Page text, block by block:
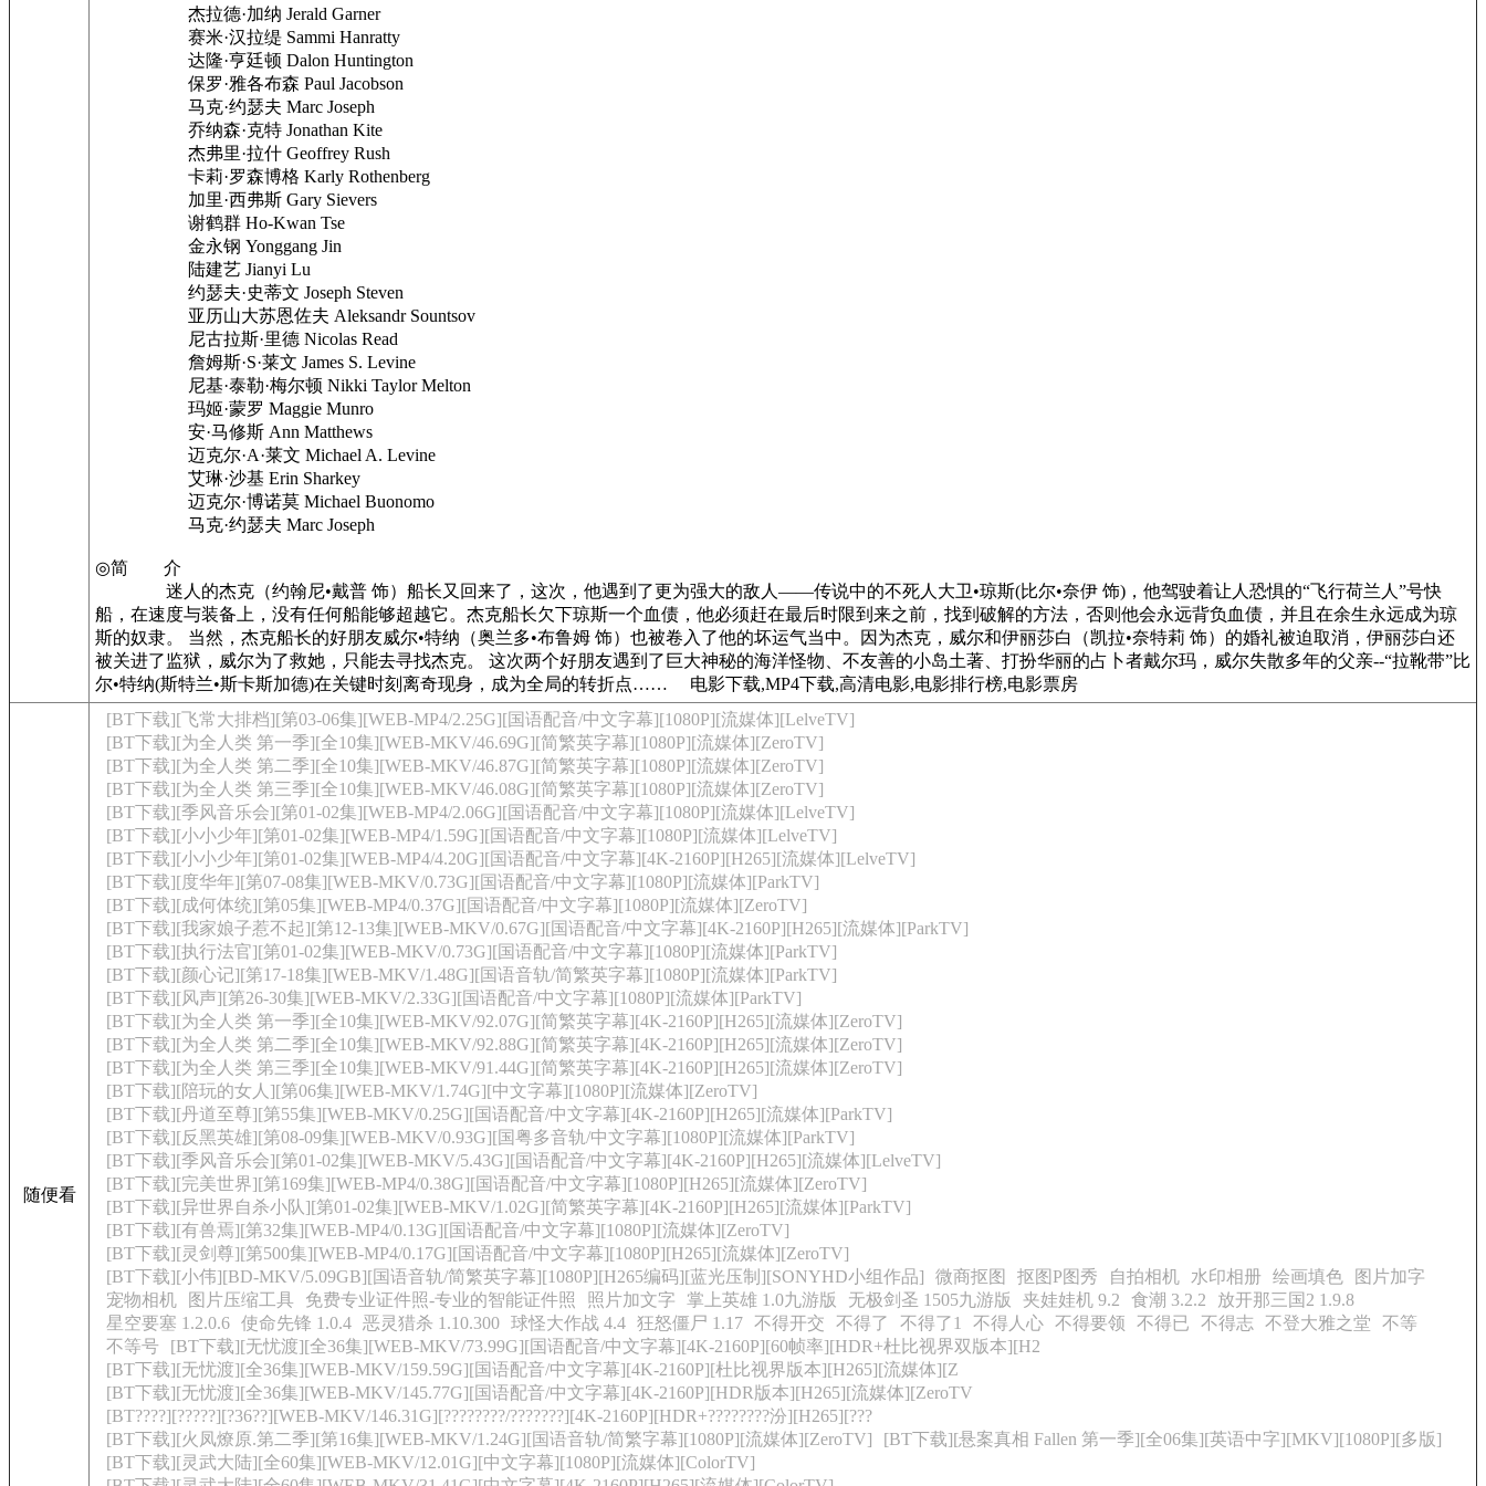
杰拉德·加纳 Jerald Garner
赛米·汉拉缇 Sammi Hanratty
达隆·亨廷顿 Dalon Huntington
保罗·雅各布森 Paul Jacobson
马克·约瑟夫 Marc Joseph
乔纳森·克特 Jonathan Kite
杰弗里·拉什 Geoffrey Rush
卡莉·罗森博格 Karly Rothenberg
加里·西弗斯 Gary Sievers
谢鹤群 Ho-Kwan Tse
金永钢 Yonggang Jin
陆建艺 Jianyi Lu
约瑟夫·史蒂文 Joseph Steven
亚历山大苏恩佐夫 Aleksandr Sountsov
尼古拉斯·里德 Nicolas Read
詹姆斯·S·莱文 James S. Levine
尼基·泰勒·梅尔顿 Nikki Taylor Melton
玛姬·蒙罗 Maggie Munro
安·马修斯 Ann Matthews
迈克尔·A·莱文 Michael A. Levine
艾琳·沙基 Erin Sharkey
迈克尔·博诺莫 Michael Buonomo
马克·约瑟夫 Marc Joseph
◎简 介
迷人的杰克（约翰尼•戴普 饰）船长又回来了，这次，他遇到了更为强大的敌人——传说中的不死人大卫•琼斯(比尔•奈伊 饰)，他驾驶着让人恐惧的“飞行荷兰人”号快
船，在速度与装备上，没有任何船能够超越它。杰克船长欠下琼斯一个血债，他必须赶在最后时限到来之前，找到破解的方法，否则他会永远背负血债，并且在余生永远成为琼
斯的奴隶。 当然，杰克船长的好朋友威尔•特纳（奥兰多•布鲁姆 饰）也被卷入了他的坏运气当中。因为杰克，威尔和伊丽莎白（凯拉•奈特莉 饰）的婚礼被迫取消，伊丽莎白还
被关进了监狱，威尔为了救她，只能去寻找杰克。 这次两个好朋友遇到了巨大神秘的海洋怪物、不友善的小岛土著、打扮华丽的占卜者戴尔玛，威尔失散多年的父亲--“拉靴带”比
尔•特纳(斯特兰•斯卡斯加德)在关键时刻离奇现身，成为全局的转折点…… 电影下载,MP4下载,高清电影,电影排行榜,电影票房
随便看
[BT下载][飞常大排档][第03-06集][WEB-MP4/2.25G][国语配音/中文字幕][1080P][流媒体][LelveTV]
[BT下载][为全人类 第一季][全10集][WEB-MKV/46.69G][简繁英字幕][1080P][流媒体][ZeroTV]
[BT下载][为全人类 第二季][全10集][WEB-MKV/46.87G][简繁英字幕][1080P][流媒体][ZeroTV]
[BT下载][为全人类 第三季][全10集][WEB-MKV/46.08G][简繁英字幕][1080P][流媒体][ZeroTV]
[BT下载][季风音乐会][第01-02集][WEB-MP4/2.06G][国语配音/中文字幕][1080P][流媒体][LelveTV]
[BT下载][小小少年][第01-02集][WEB-MP4/1.59G][国语配音/中文字幕][1080P][流媒体][LelveTV]
[BT下载][小小少年][第01-02集][WEB-MP4/4.20G][国语配音/中文字幕][4K-2160P][H265][流媒体][LelveTV]
[BT下载][度华年][第07-08集][WEB-MKV/0.73G][国语配音/中文字幕][1080P][流媒体][ParkTV]
[BT下载][成何体统][第05集][WEB-MP4/0.37G][国语配音/中文字幕][1080P][流媒体][ZeroTV]
[BT下载][我家娘子惹不起][第12-13集][WEB-MKV/0.67G][国语配音/中文字幕][4K-2160P][H265][流媒体][ParkTV]
[BT下载][执行法官][第01-02集][WEB-MKV/0.73G][国语配音/中文字幕][1080P][流媒体][ParkTV]
[BT下载][颜心记][第17-18集][WEB-MKV/1.48G][国语音轨/简繁英字幕][1080P][流媒体][ParkTV]
[BT下载][风声][第26-30集][WEB-MKV/2.33G][国语配音/中文字幕][1080P][流媒体][ParkTV]
[BT下载][为全人类 第一季][全10集][WEB-MKV/92.07G][简繁英字幕][4K-2160P][H265][流媒体][ZeroTV]
[BT下载][为全人类 第二季][全10集][WEB-MKV/92.88G][简繁英字幕][4K-2160P][H265][流媒体][ZeroTV]
[BT下载][为全人类 第三季][全10集][WEB-MKV/91.44G][简繁英字幕][4K-2160P][H265][流媒体][ZeroTV]
[BT下载][陪玩的女人][第06集][WEB-MKV/1.74G][中文字幕][1080P][流媒体][ZeroTV]
[BT下载][丹道至尊][第55集][WEB-MKV/0.25G][国语配音/中文字幕][4K-2160P][H265][流媒体][ParkTV]
[BT下载][反黑英雄][第08-09集][WEB-MKV/0.93G][国粤多音轨/中文字幕][1080P][流媒体][ParkTV]
[BT下载][季风音乐会][第01-02集][WEB-MKV/5.43G][国语配音/中文字幕][4K-2160P][H265][流媒体][LelveTV]
[BT下载][完美世界][第169集][WEB-MP4/0.38G][国语配音/中文字幕][1080P][H265][流媒体][ZeroTV]
[BT下载][异世界自杀小队][第01-02集][WEB-MKV/1.02G][简繁英字幕][4K-2160P][H265][流媒体][ParkTV]
[BT下载][有兽焉][第32集][WEB-MP4/0.13G][国语配音/中文字幕][1080P][流媒体][ZeroTV]
[BT下载][灵剑尊][第500集][WEB-MP4/0.17G][国语配音/中文字幕][1080P][H265][流媒体][ZeroTV]
[BT下载][小伟][BD-MKV/5.09GB][国语音轨/简繁英字幕][1080P][H265编码][蓝光压制][SONYHD小组作品]
微商抠图 抠图P图秀 自拍相机 水印相册 绘画填色
图片加字
宠物相机
图片压缩工具 免费专业证件照-专业的智能证件照 照片加文字 掌上英雄 1.0九游版 无极剑圣 1505九游版 夹娃娃机 9.2 食潮 3.2.2
放开那三国2 1.9.8
星空要塞 1.2.0.6 使命先锋 1.0.4 恶灵猎杀 1.10.300 球怪大作战 4.4 狂怒僵尸 1.17 不得开交 不得了 不得了1 不得人心 不得要领 不得已 不得志 不登大雅之堂
不等
不等号
[BT下载][无忧渡][全36集][WEB-MKV/73.99G][国语配音/中文字幕][4K-2160P][60帧率][HDR+杜比视界双版本][H2
[BT下载][无忧渡][全36集][WEB-MKV/159.59G][国语配音/中文字幕][4K-2160P][杜比视界版本][H265][流媒体][Z
[BT下载][无忧渡][全36集][WEB-MKV/145.77G][国语配音/中文字幕][4K-2160P][HDR版本][H265][流媒体][ZeroTV
[BT????][?????][?36??][WEB-MKV/146.31G][????????/???????][4K-2160P][HDR+????????汾][H265][???
[BT下载][火凤燎原.第二季][第16集][WEB-MKV/1.24G][国语音轨/简繁字幕][1080P][流媒体][ZeroTV]
[BT下载][悬案真相 Fallen 第一季][全06集][英语中字][MKV][1080P][多版]
[BT下载][灵武大陆][全60集][WEB-MKV/12.01G][中文字幕][1080P][流媒体][ColorTV]